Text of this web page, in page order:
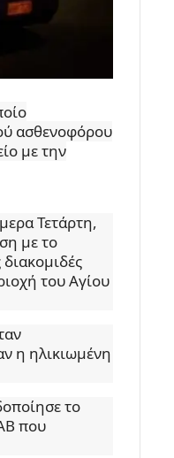
ασθενοφόρου
με την
Τετάρτη,
με το
του Αγίου
η ηλικιωμένη
το
που